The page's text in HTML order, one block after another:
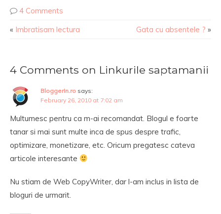
4 Comments
« Imbratisam lectura Gata cu absentele ? »
4 Comments on Linkurile saptamanii
BloggerIn.ro says:
February 26, 2010 at 7:02 am
Multumesc pentru ca m-ai recomandat. Blogul e foarte
tanar si mai sunt multe inca de spus despre trafic,
optimizare, monetizare, etc. Oricum pregatesc cateva
articole interesante
Nu stiam de Web CopyWriter, dar l-am inclus in lista de
bloguri de urmarit.